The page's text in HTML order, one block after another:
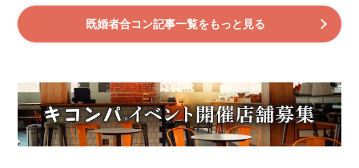
既婚者合コン記事一覧をもっと見る